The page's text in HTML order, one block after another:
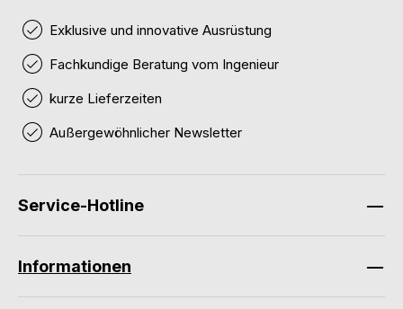
Exklusive und innovative Ausrüstung
Fachkundige Beratung vom Ingenieur
kurze Lieferzeiten
Außergewöhnlicher Newsletter
Service-Hotline
Informationen